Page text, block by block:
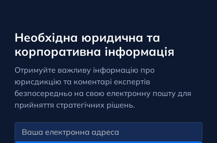
Необхідна юридична та
корпоративна інформація
Отримуйте важливу інформацію про
юрисдикцію та коментарі експертів
безпосередньо на свою електронну пошту для
прийняття стратегічних рішень.